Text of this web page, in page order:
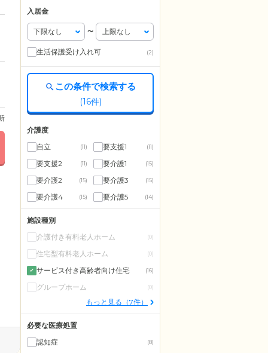
入居金
〜
生活保護受け入れ可 (2)
この条件で検索する
(16件)
介護度
自立
(11) 要支援1 (11)
要支援2 (11) 要介護1 (15)
要介護2 (15) 要介護3 (15)
要介護4 (15) 要介護5 (14)
施設種別
介護付き有料老人ホーム
(0)
住宅型有料老人ホーム (0)
サービス付き高齢者向け住宅 (16)
グループホーム (0)
もっと見る（7件）
必要な医療処置
認知症
(8)